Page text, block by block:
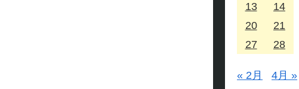
13
14
20
21
27
28
« 2月 4月 »